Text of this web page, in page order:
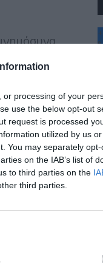
processing of your
use the below opt-out
request is processed
utilized by us
You may separately
on the IAB’s list of
to third parties on the
third parties.
στους
με
έπαιρνε
ημέρας
καθώς και
του
κόσμο
αρωμάτων
παράδοση
θανάτου
+
°